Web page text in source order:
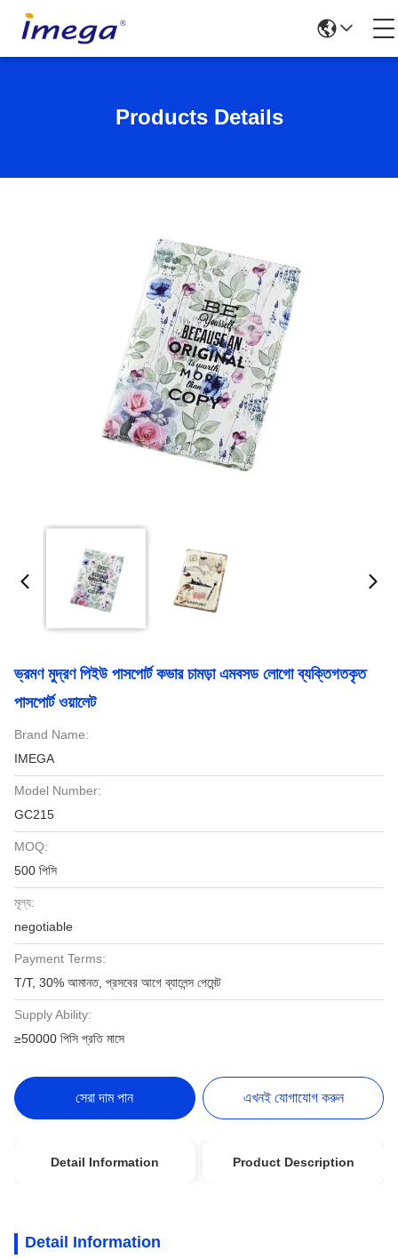
Products Details
ভ্রমণ মুদ্রণ পিইউ পাসপোর্ট কভার চামড়া এমবসড লোগো ব্যক্তিগতকৃত
পাসপোর্ট ওয়ালেট
Brand Name:
IMEGA
Model Number:
GC215
MOQ:
500 পিসি
মূল্য:
negotiable
Payment Terms:
T/T, 30% আমানত, প্রসবের আগে ব্যালেন্স পেমেন্ট
Supply Ability:
≥50000 পিসি প্রতি মাসে
সেরা দাম পান এখনই যোগাযোগ করুন
Detail Information Product Description
Detail Information